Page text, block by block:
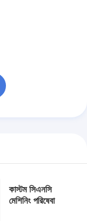
কাস্টম সিএনসি
মেশিনিং পরিষেবা